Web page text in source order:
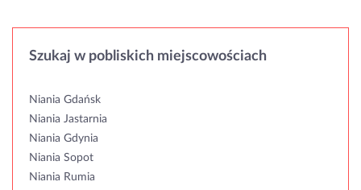
Szukaj w pobliskich miejscowościach
Niania Gdańsk
Niania Jastarnia
Niania Gdynia
Niania Sopot
Niania Rumia